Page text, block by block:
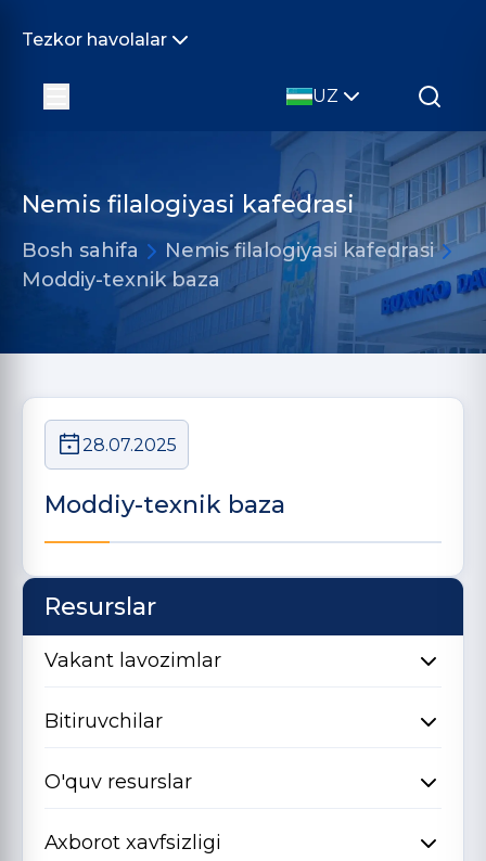
Tezkor havolalar
UZ
Nemis filalogiyasi kafedrasi
Bosh sahifa
Nemis filalogiyasi kafedrasi
Moddiy-texnik baza
28.07.2025
Moddiy-texnik baza
Resurslar
Vakant lavozimlar
Bitiruvchilar
O'quv resurslar
Axborot xavfsizligi